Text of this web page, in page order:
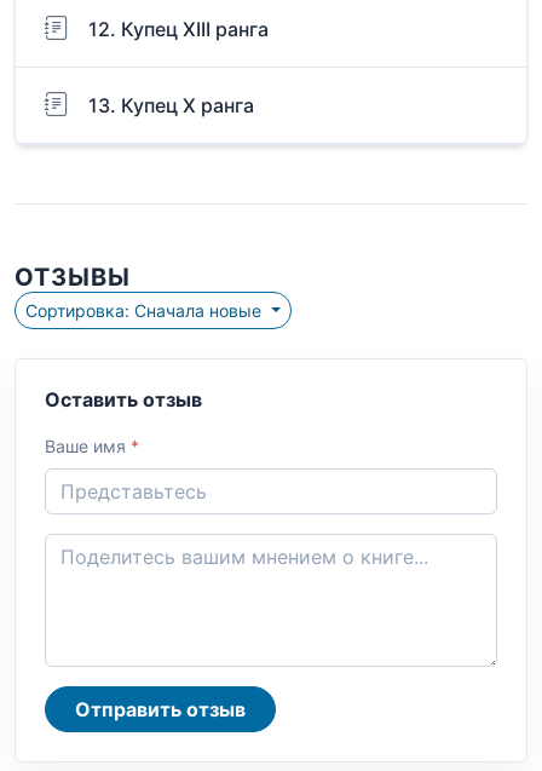
12. Купец XIII ранга
13. Купец Х ранга
ОТЗЫВЫ
Сортировка: Сначала новые
Оставить отзыв
Ваше имя *
Отправить отзыв